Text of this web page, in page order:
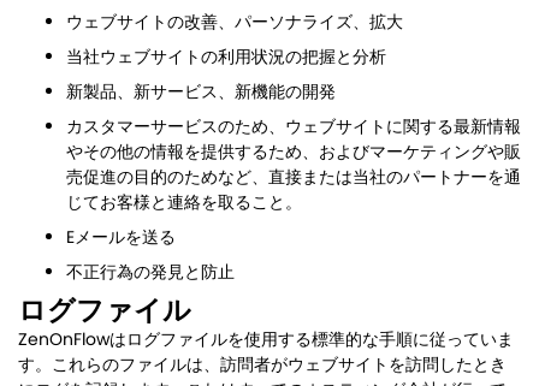
ウェブサイトの改善、パーソナライズ、拡大
当社ウェブサイトの利用状況の把握と分析
新製品、新サービス、新機能の開発
カスタマーサービスのため、ウェブサイトに関する最新情報
やその他の情報を提供するため、およびマーケティングや販
売促進の目的のためなど、直接または当社のパートナーを通
じてお客様と連絡を取ること。
Eメールを送る
不正行為の発見と防止
ログファイル
ZenOnFlowはログファイルを使用する標準的な手順に従っていま
す。これらのファイルは、訪問者がウェブサイトを訪問したとき